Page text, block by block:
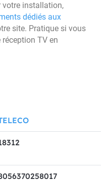
votre installation,
dédiés aux
site. Pratique si vous
TV en